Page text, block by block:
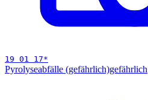
19 01 17*
Pyrolyseabfälle (gefährlich)gefährlich